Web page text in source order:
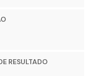
RESULTADO